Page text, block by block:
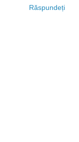
Răspundeți